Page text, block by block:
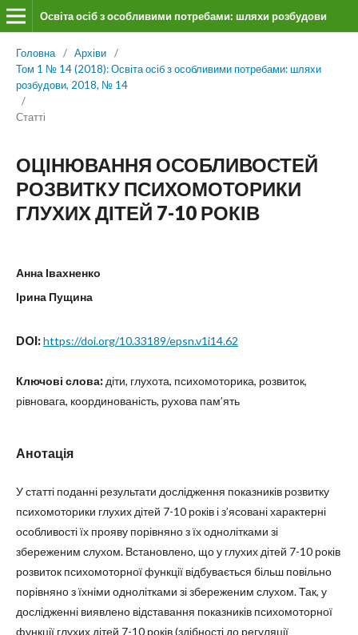
Освіта осіб з особливими потребами: шляхи розбудови
Головна / Архіви
/
Том 1 № 14 (2018): Освіта осіб з особливими потребами: шляхи
розбудови, 2018, № 14
/
Статті
ОЦІНЮВАННЯ ОСОБЛИВОСТЕЙ
РОЗВИТКУ ПСИХОМОТОРИКИ
ГЛУХИХ ДІТЕЙ 7-10 РОКІВ
Анна Івахненко
Ірина Пущина
DOI:https://doi.org/10.33189/epsn.v1i14.62
Ключові слова: діти, глухота, психомоторика, розвиток,
рівновага, координованість, рухова пам’ять
Анотація
У статті поданні результати дослідження показників розвитку
психомоторики глухих дітей 7-10 років і з’ясовані характерні
особливості їх прояву порівняно з їх однолітками зі
збереженим слухом. Встановлено, що у глухих дітей 7-10 років
розвиток психомоторної функції відбувається більш повільно
порівняно з їхніми однолітками зі збереженим слухом. Так, у
дослідженні виявлено відставання показників психомоторної
функції глухих дітей 7-10 років (здібності до регуляції